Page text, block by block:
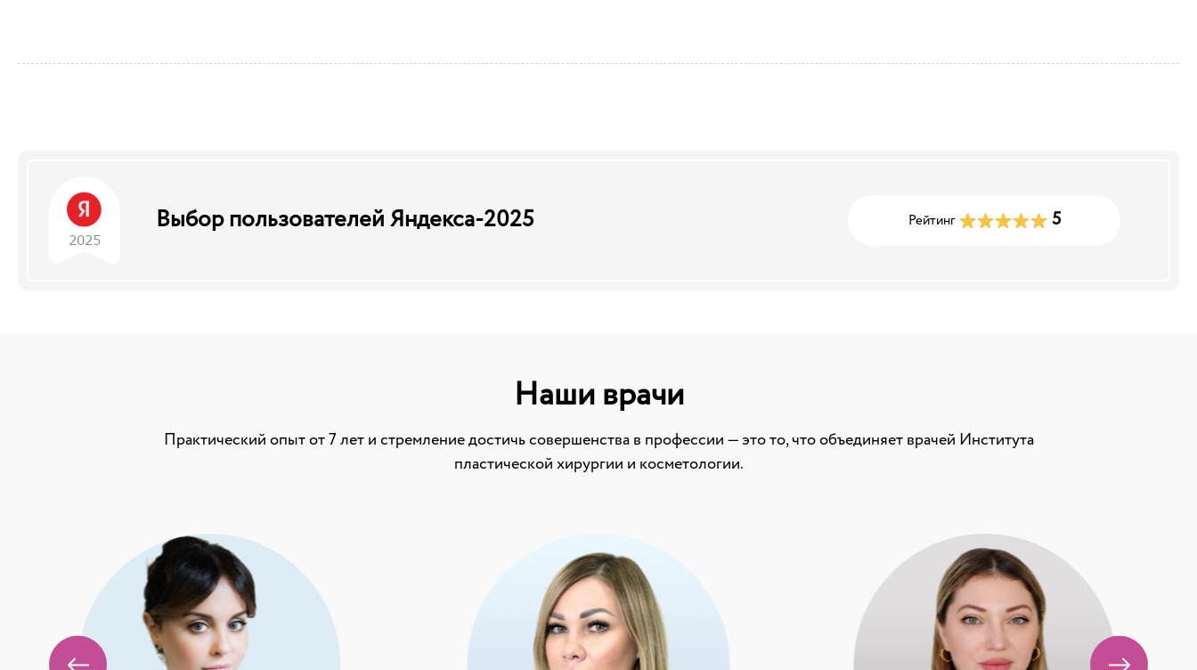
Выбор пользователей Яндекса-2025 Рейтинг 5
Наши врачи
Практический опыт от 7 лет и стремление достичь совершенства в профессии — это то, что объединяет врачей Института
пластической хирургии и косметологии.